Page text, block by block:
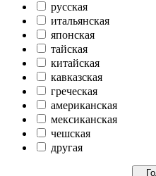
русская
итальянская
японская
тайская
китайская
кавказская
греческая
американская
мексиканская
чешская
другая